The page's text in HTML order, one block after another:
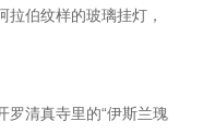
伯纹样的玻璃挂灯，
清真寺里的“伊斯兰瑰